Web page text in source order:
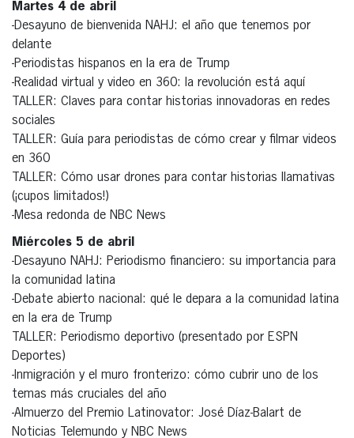
Martes 4 de abril
-Desayuno de bienvenida NAHJ: el año que tenemos por
delante
-Periodistas hispanos en la era de Trump
-Realidad virtual y video en 360: la revolución está aquí
TALLER: Claves para contar historias innovadoras en redes
sociales
TALLER: Guía para periodistas de cómo crear y filmar videos
en 360
TALLER: Cómo usar drones para contar historias llamativas
(¡cupos limitados!)
-Mesa redonda de NBC News
Miércoles 5 de abril
-Desayuno NAHJ: Periodismo financiero: su importancia para
la comunidad latina
-Debate abierto nacional: qué le depara a la comunidad latina
en la era de Trump
TALLER: Periodismo deportivo (presentado por ESPN
Deportes)
-Inmigración y el muro fronterizo: cómo cubrir uno de los
temas más cruciales del año
-Almuerzo del Premio Latinovator: José Díaz-Balart de
Noticias Telemundo y NBC News